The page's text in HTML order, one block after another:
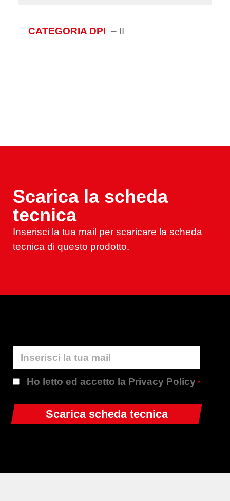
CATEGORIA DPI – II
Scarica la scheda
tecnica
Inserisci la tua mail per scaricare la scheda
tecnica di questo prodotto.
Ho letto ed accetto la Privacy Policy*